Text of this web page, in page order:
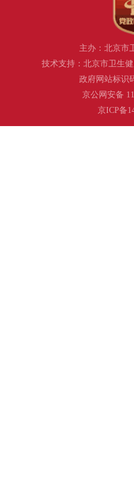
主办：北京市
技术支持：北京市卫生
政府网站标识
京公网安备
京ICP备